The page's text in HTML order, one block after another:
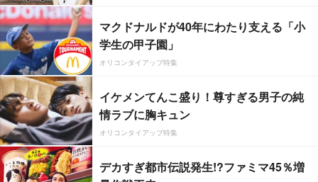
マクドナルドが40年にわたり支える「小
学生の甲子園」
オリコンタイアップ特集
イケメンてんこ盛り！尊すぎる男子の純
情ラブに胸キュン
オリコンタイアップ特集
デカすぎ都市伝説発生!?ファミマ45％増